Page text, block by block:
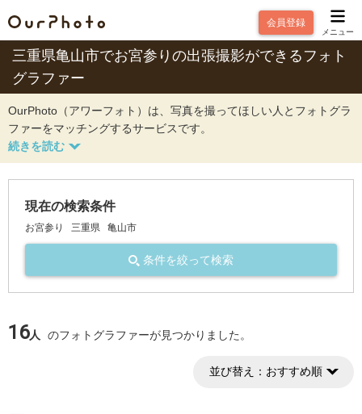
会員登録
メニュー
三重県亀山市でお宮参りの出張撮影ができるフォト
グラファー
OurPhoto（アワーフォト）は、写真を撮ってほしい人とフォトグラ
ファーをマッチングするサービスです。
現在の検索条件
お宮参り 三重県 亀山市
条件を絞って検索
16人 のフォトグラファーが見つかりました。
並び替え： おすすめ順